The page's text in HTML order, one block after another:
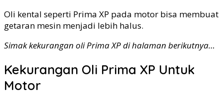
Oli kental seperti Prima XP pada motor bisa membuat
getaran mesin menjadi lebih halus.
Simak kekurangan oli Prima XP di halaman berikutnya…
Kekurangan Oli Prima XP Untuk
Motor